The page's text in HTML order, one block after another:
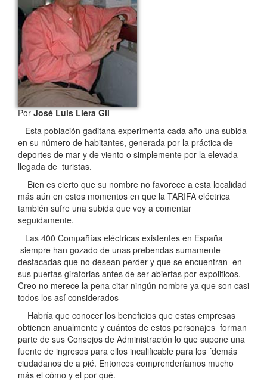
PorJosé Luis Llera Gil
Esta población gaditana experimenta cada año una subida
en su número de habitantes, generada por la práctica de
deportes de mar y de viento o simplemente por la elevada
llegada de turistas.
Bien es cierto que su nombre no favorece a esta localidad
más aún en estos momentos en que la TARIFA eléctrica
también sufre una subida que voy a comentar
seguidamente.
Las 400 Compañías eléctricas existentes en España
siempre han gozado de unas prebendas sumamente
destacadas que no desean perder y que se encuentran en
sus puertas giratorias antes de ser abiertas por expoliticos.
Creo no merece la pena citar ningún nombre ya que son casi
todos los así considerados
Habría que conocer los beneficios que estas empresas
obtienen anualmente y cuántos de estos personajes forman
parte de sus Consejos de Administración lo que supone una
fuente de ingresos para ellos incalificable para los ´demás
ciudadanos de a pié. Entonces comprenderíamos mucho
más el cómo y el por qué.